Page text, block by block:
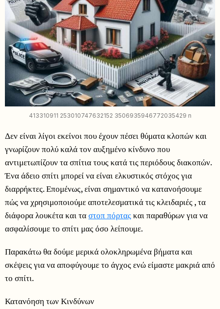
413310911 253010747632152 3506935946772035429 n
Δεν είναι λίγοι εκείνοι που έχουν πέσει θύματα κλοπών και
γνωρίζουν πολύ καλά τον αυξημένο κίνδυνο που
αντιμετωπίζουν τα σπίτια τους κατά τις περιόδους διακοπών.
Ένα άδειο σπίτι μπορεί να είναι ελκυστικός στόχος για
διαρρήκτες. Επομένως, είναι σημαντικό να κατανοήσουμε
πώς να χρησιμοποιούμε αποτελεσματικά τις κλειδαριές , τα
διάφορα λουκέτα και ταστοπ πόρταςκαι παραθύρων για να
ασφαλίσουμε το σπίτι μας όσο λείπουμε.
Παρακάτω θα δούμε μερικά ολοκληρωμένα βήματα και
σκέψεις για να αποφύγουμε το άγχος ενώ είμαστε μακριά από
το σπίτι.
Κατανόηση των Κινδύνων